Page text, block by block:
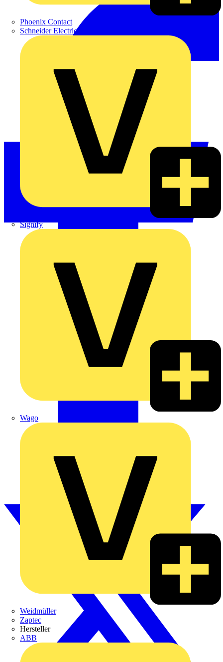
Phoenix Contact
Schneider Electric
Signify
Wago
Weidmüller
Zaptec
Hersteller
ABB